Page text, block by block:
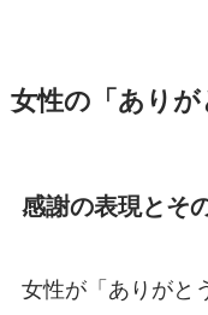
女性の「あり
感謝の表現とそ
女性が「ありがと